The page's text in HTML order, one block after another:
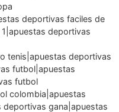
deportivas faciles de
deportivas
tenis|apuestas deportivas
futbol|apuestas
futbol
colombia|apuestas
gana|apuestas